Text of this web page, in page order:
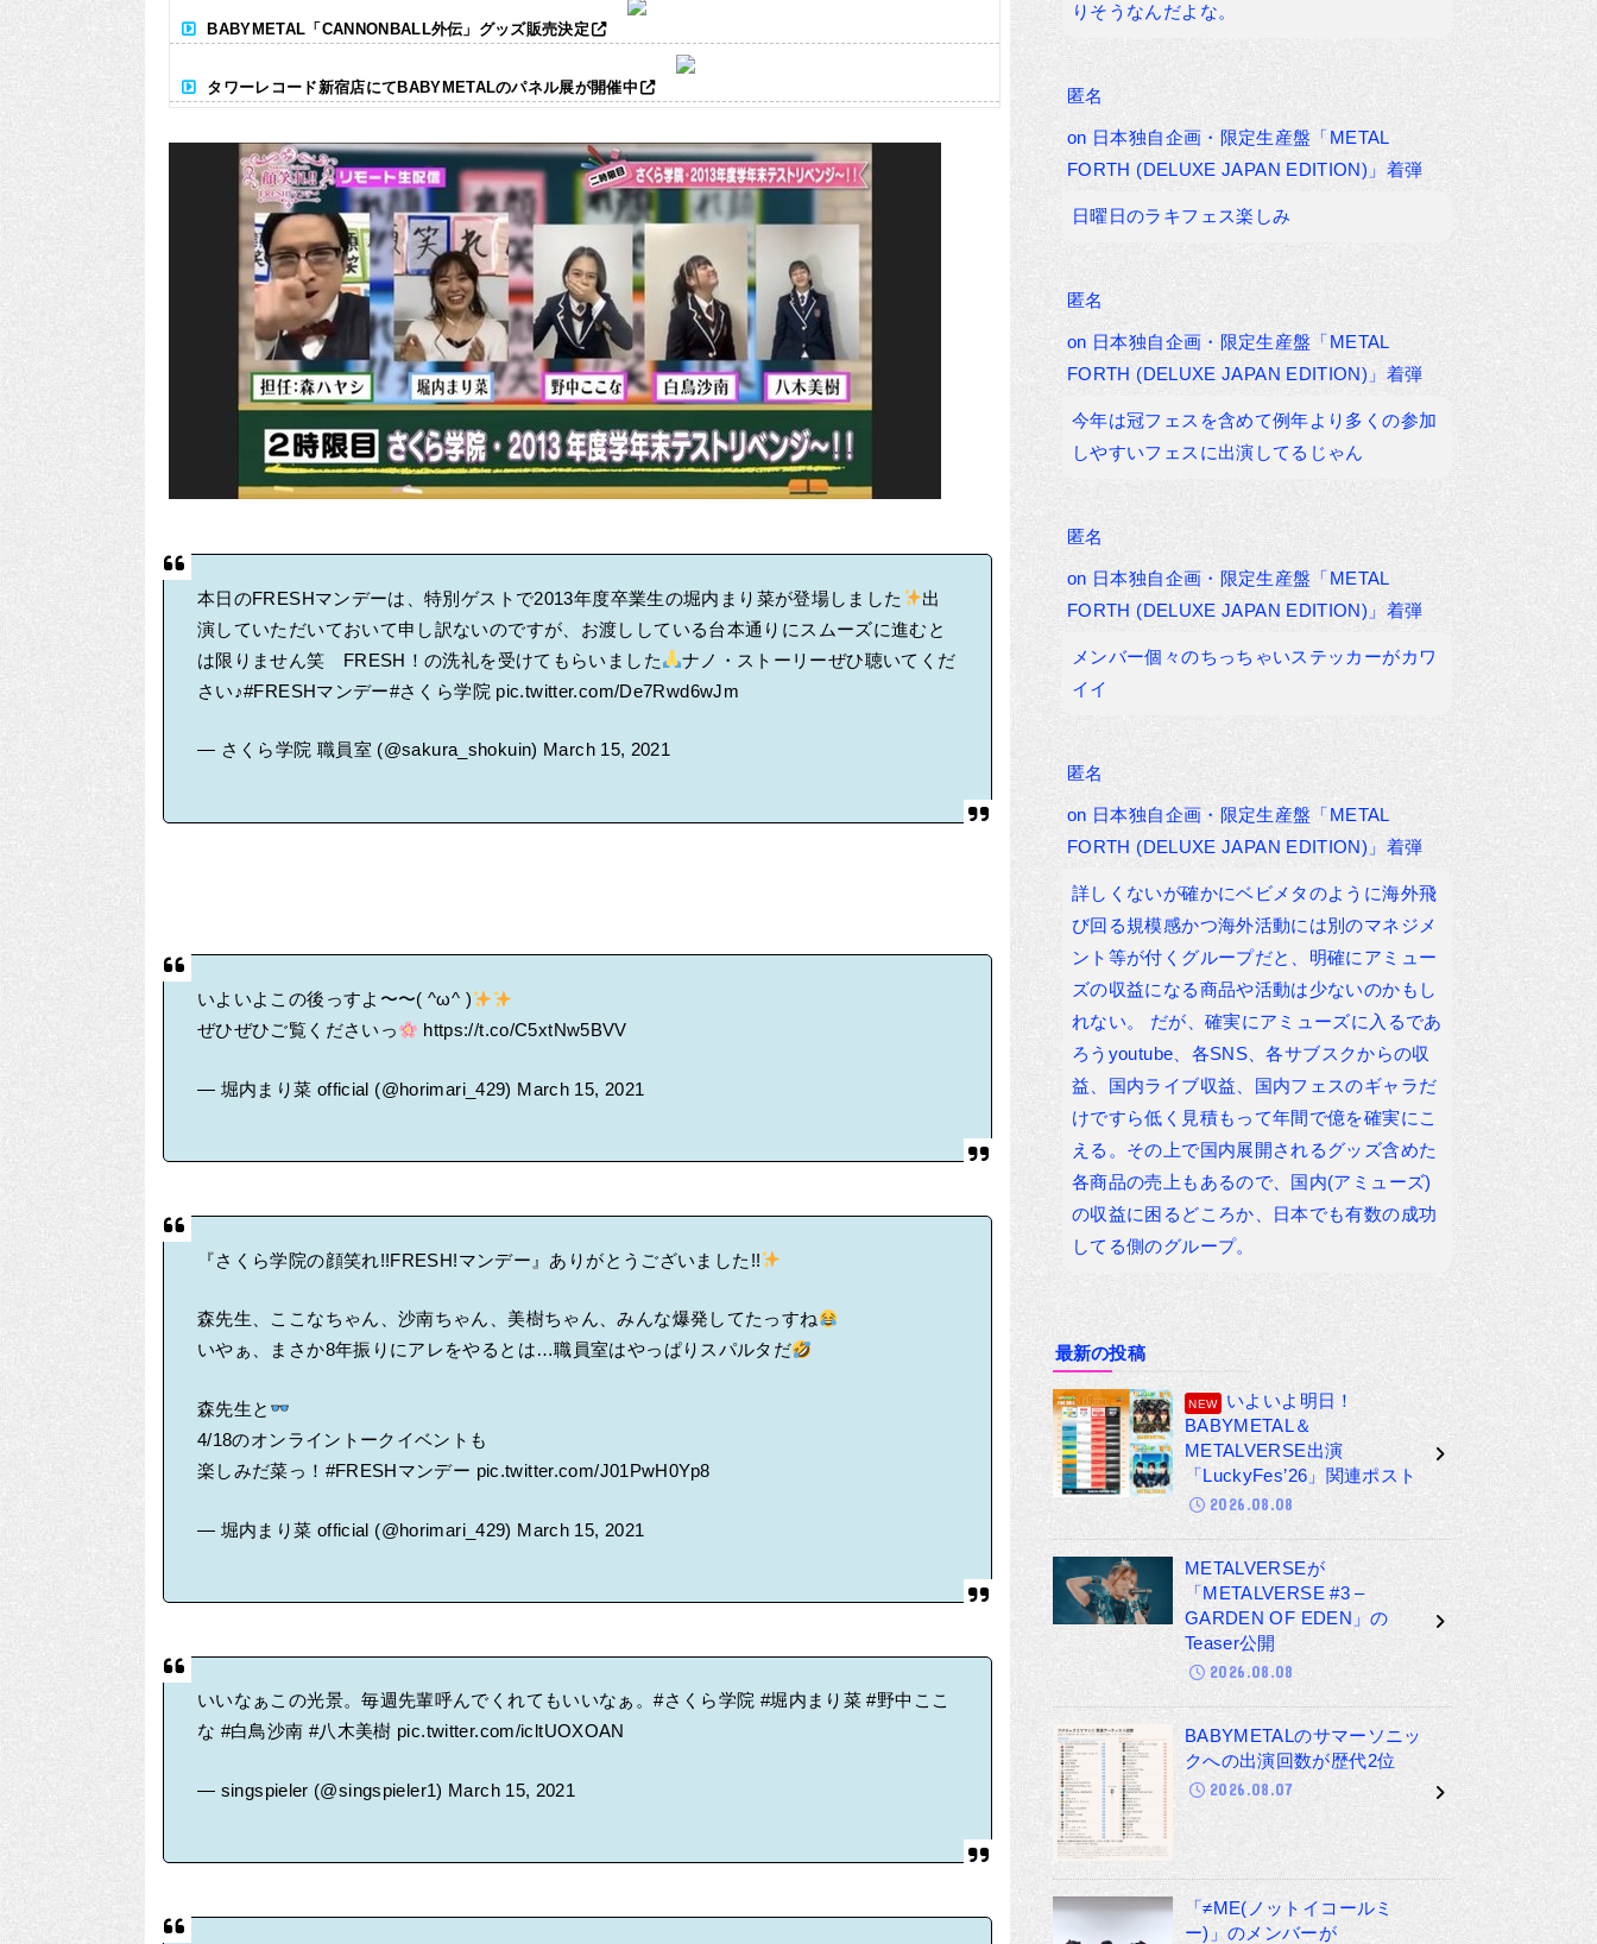
BABYMETAL「CANNONBALL外伝」グッズ販売決定
タワーレコード新宿店にてBABYMETALのパネル展が開催中
本日のFRESHマンデーは、特別ゲストで2013年度卒業生の堀内まり菜が登場しました
出
演していただいておいて申し訳ないのですが、お渡ししている台本通りにスムーズに進むと
は限りません笑 FRESH！の洗礼を受けてもらいました
ナノ・ストーリーぜひ聴いてくだ
さい♪#FRESHマンデー#さくら学院 pic.twitter.com/De7Rwd6wJm
— さくら学院 職員室 (@sakura_shokuin) March 15, 2021
いよいよこの後っすよ〜〜( ^ω^ )
ぜひぜひご覧くださいっ
https://t.co/C5xtNw5BVV
— 堀内まり菜 official (@horimari_429) March 15, 2021
『さくら学院の顔笑れ!!FRESH!マンデー』ありがとうございました!!
森先生、ここなちゃん、沙南ちゃん、美樹ちゃん、みんな爆発してたっすね
いやぁ、まさか8年振りにアレをやるとは…職員室はやっぱりスパルタだ
森先生と
4/18のオンライントークイベントも
楽しみだ菜っ！ #FRESHマンデー pic.twitter.com/J01PwH0Yp8
— 堀内まり菜 official (@horimari_429) March 15, 2021
いいなぁこの光景。毎週先輩呼んでくれてもいいなぁ。#さくら学院 #堀内まり菜 #野中ここ
な #白鳥沙南 #八木美樹 pic.twitter.com/icltUOXOAN
— singspieler (@singspieler1) March 15, 2021
りそうなんだよな。
匿名
on 日本独自企画・限定生産盤「METAL
FORTH (DELUXE JAPAN EDITION)」着弾
日曜日のラキフェス楽しみ
匿名
on 日本独自企画・限定生産盤「METAL
FORTH (DELUXE JAPAN EDITION)」着弾
今年は冠フェスを含めて例年より多くの参加
しやすいフェスに出演してるじゃん
匿名
on 日本独自企画・限定生産盤「METAL
FORTH (DELUXE JAPAN EDITION)」着弾
メンバー個々のちっちゃいステッカーがカワ
イイ
匿名
on 日本独自企画・限定生産盤「METAL
FORTH (DELUXE JAPAN EDITION)」着弾
詳しくないが確かにベビメタのように海外飛
び回る規模感かつ海外活動には別のマネジメ
ント等が付くグループだと、明確にアミュー
ズの収益になる商品や活動は少ないのかもし
れない。 だが、確実にアミューズに入るであ
ろうyoutube、各SNS、各サブスクからの収
益、国内ライブ収益、国内フェスのギャラだ
けですら低く見積もって年間で億を確実にこ
える。その上で国内展開されるグッズ含めた
各商品の売上もあるので、国内(アミューズ)
の収益に困るどころか、日本でも有数の成功
してる側のグループ。
最新の投稿
いよいよ明日！
BABYMETAL＆
METALVERSE出演
「LuckyFes’26」関連ポスト
2026.08.08
METALVERSEが
「METALVERSE #3 –
GARDEN OF EDEN」の
Teaser公開
2026.08.08
BABYMETALのサマーソニッ
クへの出演回数が歴代2位
2026.08.07
「≠ME(ノットイコールミ
ー)」のメンバーが